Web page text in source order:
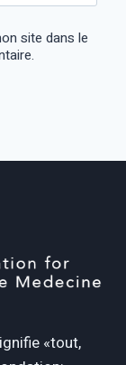
site dans le
«tout,